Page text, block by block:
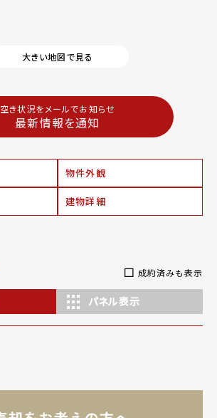
大きい地図で見る
空き状況をメールでお知らせ
最新情報を通知
物件外観
建物詳細
成約済みも表示
パネル表示